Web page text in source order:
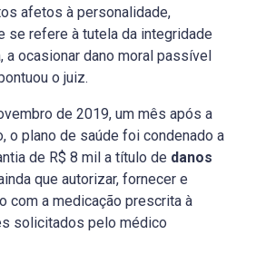
afetos à personalidade,
se refere à tutela da integridade
ocasionar dano moral passível
o juiz.
de 2019, um mês após a
o plano de saúde foi condenado a
de R$ 8 mil a título de danos
que autorizar, fornecer e
com a medicação prescrita à
solicitados pelo médico